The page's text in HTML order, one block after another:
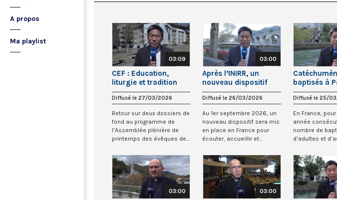
A propos
Ma playlist
03:09
CEF : Education,
liturgie et tradition
Diffusé le 27/03/2026
Retour sur deux dossiers de
fond au programme de
l’Assemblée plénière de
printemps des évêques de
03:00
Après l’INIRR, un
nouveau dispositif
pour les victimes de
violences sexuelles
Diffusé le 26/03/2026
Au 1er septembre 2026, un
nouveau dispositif sera mis
en place en France pour
écouter, accueillir et
baptisés à
encore
Diffusé le 25/
En France,
année
nombre de
d’adultes et
03:00 03:00